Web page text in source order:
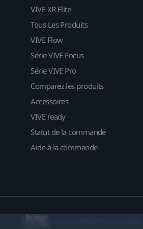
VIVE XR Elite
Tous Les Produits
VIVE Flow
Série VIVE Focus
Série VIVE Pro
Comparez les produits
Accessoires
VIVE ready
Statut de la commande
Aide à la commande